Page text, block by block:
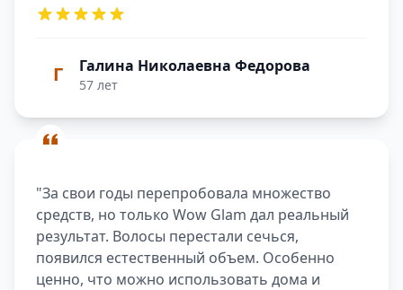
Г Галина Николаевна Федорова
57 лет
"За свои годы перепробовала множество
средств, но только Wow Glam дал реальный
результат. Волосы перестали сечься,
появился естественный объем. Особенно
ценно, что можно использовать дома и